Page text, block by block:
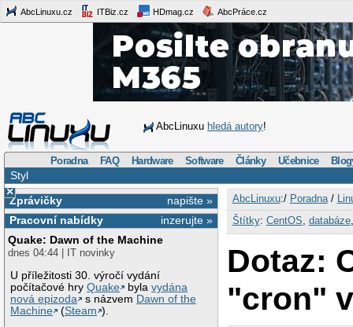
AbcLinuxu.cz ITBiz.cz HDmag.cz AbcPráce.cz
AbcLinuxu hledá autory!
Poradna FAQ Hardware Software Články Učebnice
Styl
×
napište »
Zprávičky
inzerujte »
Pracovní nabídky
Quake: Dawn of the Machine
dnes 04:44 | IT novinky
U příležitosti 30. výročí vydání
počítačové hryQuake bylavydána
nová epizoda
s názvem Dawn of the
Machine
(Steam ).
AbcLinuxu:/ Poradna/
Štítky: CentOS databáze
Dotaz:
"cron"